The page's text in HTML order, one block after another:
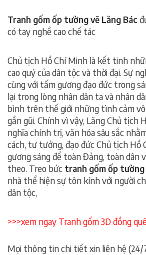
Tranh gốm ốp tường vẽ Lăng Bác
có tay nghề cao chế tác
Chủ tịch Hồ Chí Minh là kết tinh
cao quý của dân tộc và thời đại. Sự
cùng với tấm gương đạo đức trong
lại trong lòng nhân dân ta và nhân
bình trên thế giới những tình cảm vô
gần gũi. Chính vì vậy, Lăng Chủ tịch
nghĩa chính trị, văn hóa sâu sắc
cách, tư tưởng, đạo đức Chủ tịch Hồ
gương sáng để toàn Đảng, toàn dân
theo. Treo bức tranh gốm ốp tường
nhà thể hiện sự tôn kính với người
dân tộc,
>>>xem ngay Tranh gốm 3D đồng
Mọi thông tin chi tiết xin liên hệ (24/